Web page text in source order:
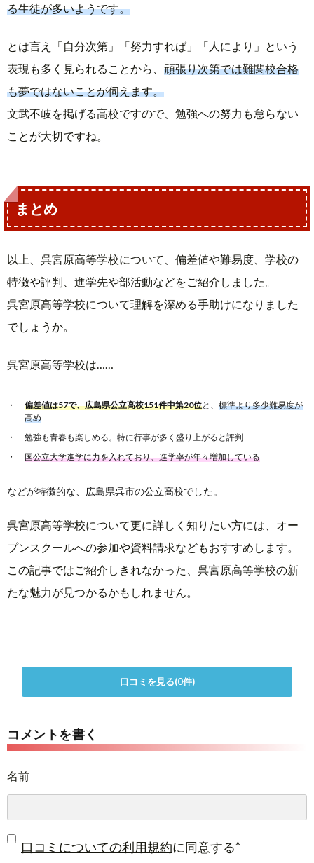
る生徒が多いようです。
とは言え「自分次第」「努力すれば」「人により」という
表現も多く見られることから、 頑張り次第では難関校合格
も夢ではないことが伺えます。
文武不岐を掲げる高校ですので、勉強への努力も怠らない
ことが大切ですね。
まとめ
以上、呉宮原高等学校について、偏差値や難易度、学校の
特徴や評判、進学先や部活動などをご紹介しました。
呉宮原高等学校について理解を深める手助けになりました
でしょうか。
呉宮原高等学校は……
偏差値は57で、広島県公立高校151件中第20位と、 標準より多少難易度が
高め
勉強も青春も楽しめる。特に行事が多く盛り上がると評判
国公立大学進学に力を入れており、進学率が年々増加している
などが特徴的な、広島県呉市の公立高校でした。
呉宮原高等学校について更に詳しく知りたい方には、オー
プンスクールへの参加や資料請求などもおすすめします。
この記事ではご紹介しきれなかった、呉宮原高等学校の新
たな魅力が見つかるかもしれません。
口コミを見る(0件)
コメントを書く
名前
口コミについての利用規約に同意する*